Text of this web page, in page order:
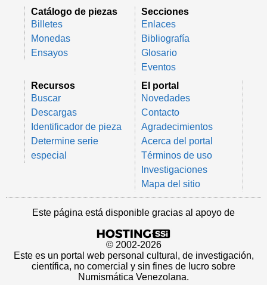
Catálogo de piezas
Billetes
Monedas
Ensayos
Secciones
Enlaces
Bibliografía
Glosario
Eventos
Recursos
Buscar
Descargas
Identificador de pieza
Determine serie
especial
El portal
Novedades
Contacto
Agradecimientos
Acerca del portal
Términos de uso
Investigaciones
Mapa del sitio
Este página está disponible gracias al apoyo de
© 2002-2026
Este es un portal web personal cultural, de investigación,
científica, no comercial y sin fines de lucro sobre
Numismática Venezolana.